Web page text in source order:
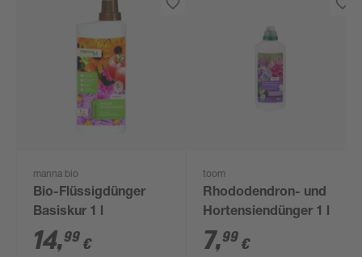
manna bio
Bio-Flüssigdünger
Basiskur 1 l
14,99 €
toom
Rhododendron- und
Hortensiendünger 1 l
7,99 €